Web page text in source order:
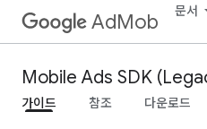
AdMob 문서
Mobile Ads SDK
가이드 참조 다운로드